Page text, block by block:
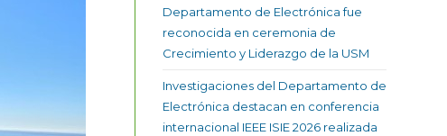
Departamento de Electrónica fue
reconocida en ceremonia de
Crecimiento y Liderazgo de la USM
Investigaciones del Departamento de
Electrónica destacan en conferencia
internacional IEEE ISIE 2026 realizada